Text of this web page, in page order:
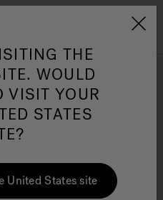
Jacuzzi&reg; EMEA
THE
WOULD
VISIT YOUR
STATES
United States site